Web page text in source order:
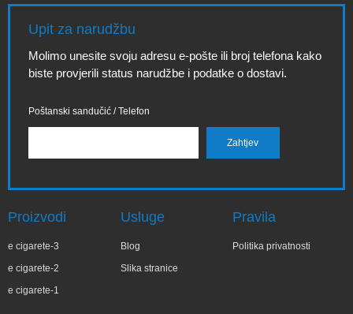
Upit za narudžbu
Molimo unesite svoju adresu e-pošte ili broj telefona kako
biste provjerili status narudžbe i podatke o dostavi.
Poštanski sandučić / Telefon
Proizvodi
e cigarete-3
e cigarete-2
e cigarete-1
Usluge
Blog
Slika stranice
Pravila
Politika privatnosti